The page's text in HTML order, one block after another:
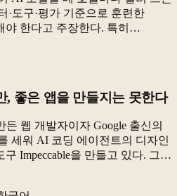
·도구·평가 기준으로 훈련한
한다고 주장한다. 특히
프런티어 구성보다 더...
, 좋은 앱을 만들지는 못한다
웹 개발자이자 Google 출신의
세워 AI 코딩 에이전트의 디자인
Impeccable을 만들고 있다. 그는